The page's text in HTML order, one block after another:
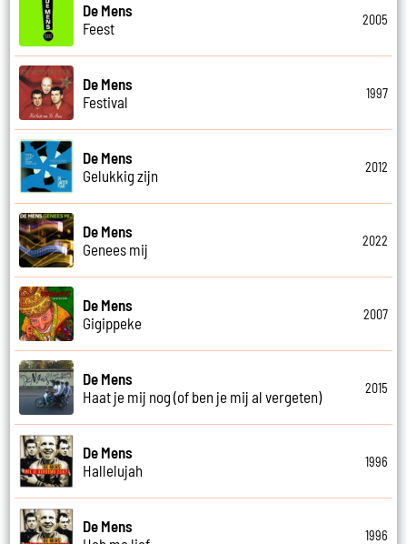
De Mens
Feest
2005
De Mens
Festival
1997
De Mens
Gelukkig zijn
2012
De Mens
Genees mij
2022
De Mens
Gigippeke
2007
De Mens
Haat je mij nog (of ben je mij al vergeten)
2015
De Mens
Hallelujah
1996
De Mens
1996